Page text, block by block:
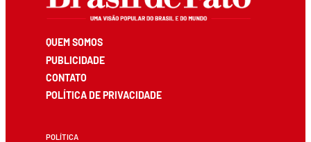
QUEM SOMOS
PUBLICIDADE
CONTATO
POLÍTICA DE PRIVACIDADE
POLÍTICA